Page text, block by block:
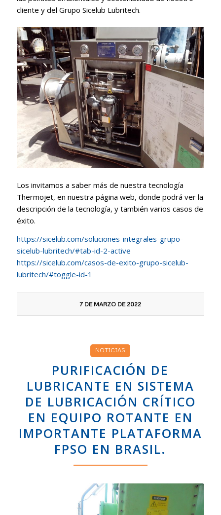
cliente y del Grupo Sicelub Lubritech.
Los invitamos a saber más de nuestra tecnología
Thermojet, en nuestra página web, donde podrá ver la
descripción de la tecnología, y también varios casos de
éxito.
https://sicelub.com/soluciones-integrales-grupo-
sicelub-lubritech/#tab-id-2-active
https://sicelub.com/casos-de-exito-grupo-sicelub-
lubritech/#toggle-id-1
7 DE MARZO DE 2022
NOTICIAS
PURIFICACIÓN DE
LUBRICANTE EN SISTEMA
DE LUBRICACIÓN CRÍTICO
EN EQUIPO ROTANTE EN
IMPORTANTE PLATAFORMA
FPSO EN BRASIL.